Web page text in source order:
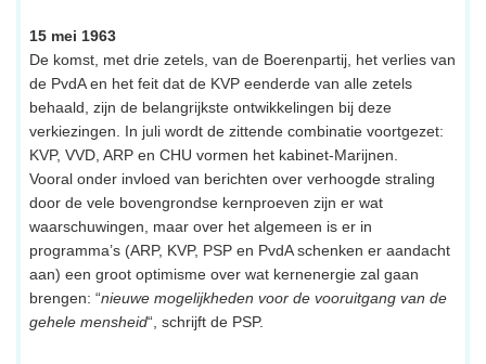
15 mei 1963
De komst, met drie zetels, van de Boerenpartij, het verlies van
de PvdA en het feit dat de KVP eenderde van alle zetels
behaald, zijn de belangrijkste ontwikkelingen bij deze
verkiezingen. In juli wordt de zittende combinatie voortgezet:
KVP, VVD, ARP en CHU vormen het kabinet-Marijnen.
Vooral onder invloed van berichten over verhoogde straling
door de vele bovengrondse kernproeven zijn er wat
waarschuwingen, maar over het algemeen is er in
programma’s (ARP, KVP, PSP en PvdA schenken er aandacht
aan) een groot optimisme over wat kernenergie zal gaan
brengen: “nieuwe mogelijkheden voor de vooruitgang van de
gehele mensheid“, schrijft de PSP.